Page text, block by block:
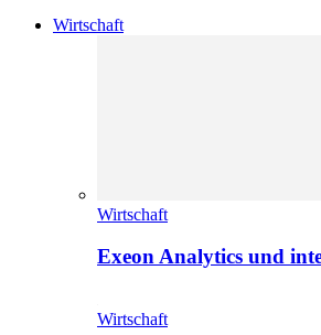
Wirtschaft
Wirtschaft
Exeon Analytics und
Wirtschaft